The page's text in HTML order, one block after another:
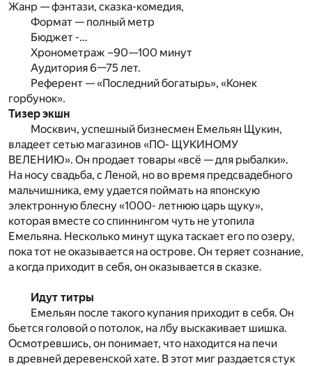
Жанр — фэнтази, сказка-комедия,
Формат — полный метр
Бюджет -…
Хронометраж –90—100 минут
Аудитория 6—75 лет.
Референт — «Последний богатырь», «Конек
горбунок».
Тизер экшн
Москвич, успешный бизнесмен Емельян Щукин,
владеет сетью магазинов «ПО- ЩУКИНОМУ
ВЕЛЕНИЮ». Он продает товары «всё — для рыбалки».
На носу свадьба, с Леной, но во время предсвадебного
мальчишника, ему удается поймать на японскую
электронную блесну «1000- летнюю царь щуку»,
которая вместе со спиннингом чуть не утопила
Емельяна. Несколько минут щука таскает его по озеру,
пока тот не оказывается на острове. Он теряет сознание,
а когда приходит в себя, он оказывается в сказке.
Идут титры
Емельян после такого купания приходит в себя. Он
бьется головой о потолок, на лбу выскакивает шишка.
Осмотревшись, он понимает, что находится на печи
в древней деревенской хате. В этот миг раздается стук